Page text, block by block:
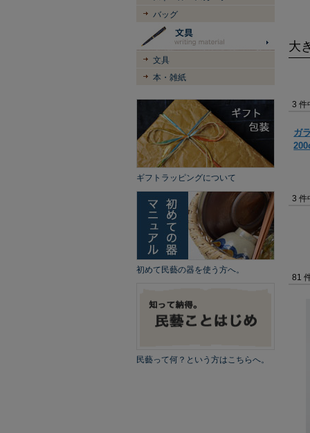
バッグ
文具
本・雑紙
ギフトラッピングについて
初めて民藝の器を使う方へ。
民藝って何？という方はこちらへ。
大
3
ガ
3
81